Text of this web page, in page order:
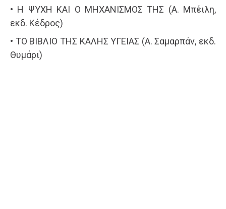
• Η ΨΥΧΗ ΚΑΙ Ο ΜΗΧΑΝΙΣΜΟΣ ΤΗΣ (Α. Μπέιλη,
εκδ. Κέδρος)
• ΤΟ ΒΙΒΛΙΟ ΤΗΣ ΚΑΛΗΣ ΥΓΕΙΑΣ (Α. Σαμαρπάν, εκδ.
Θυμάρι)